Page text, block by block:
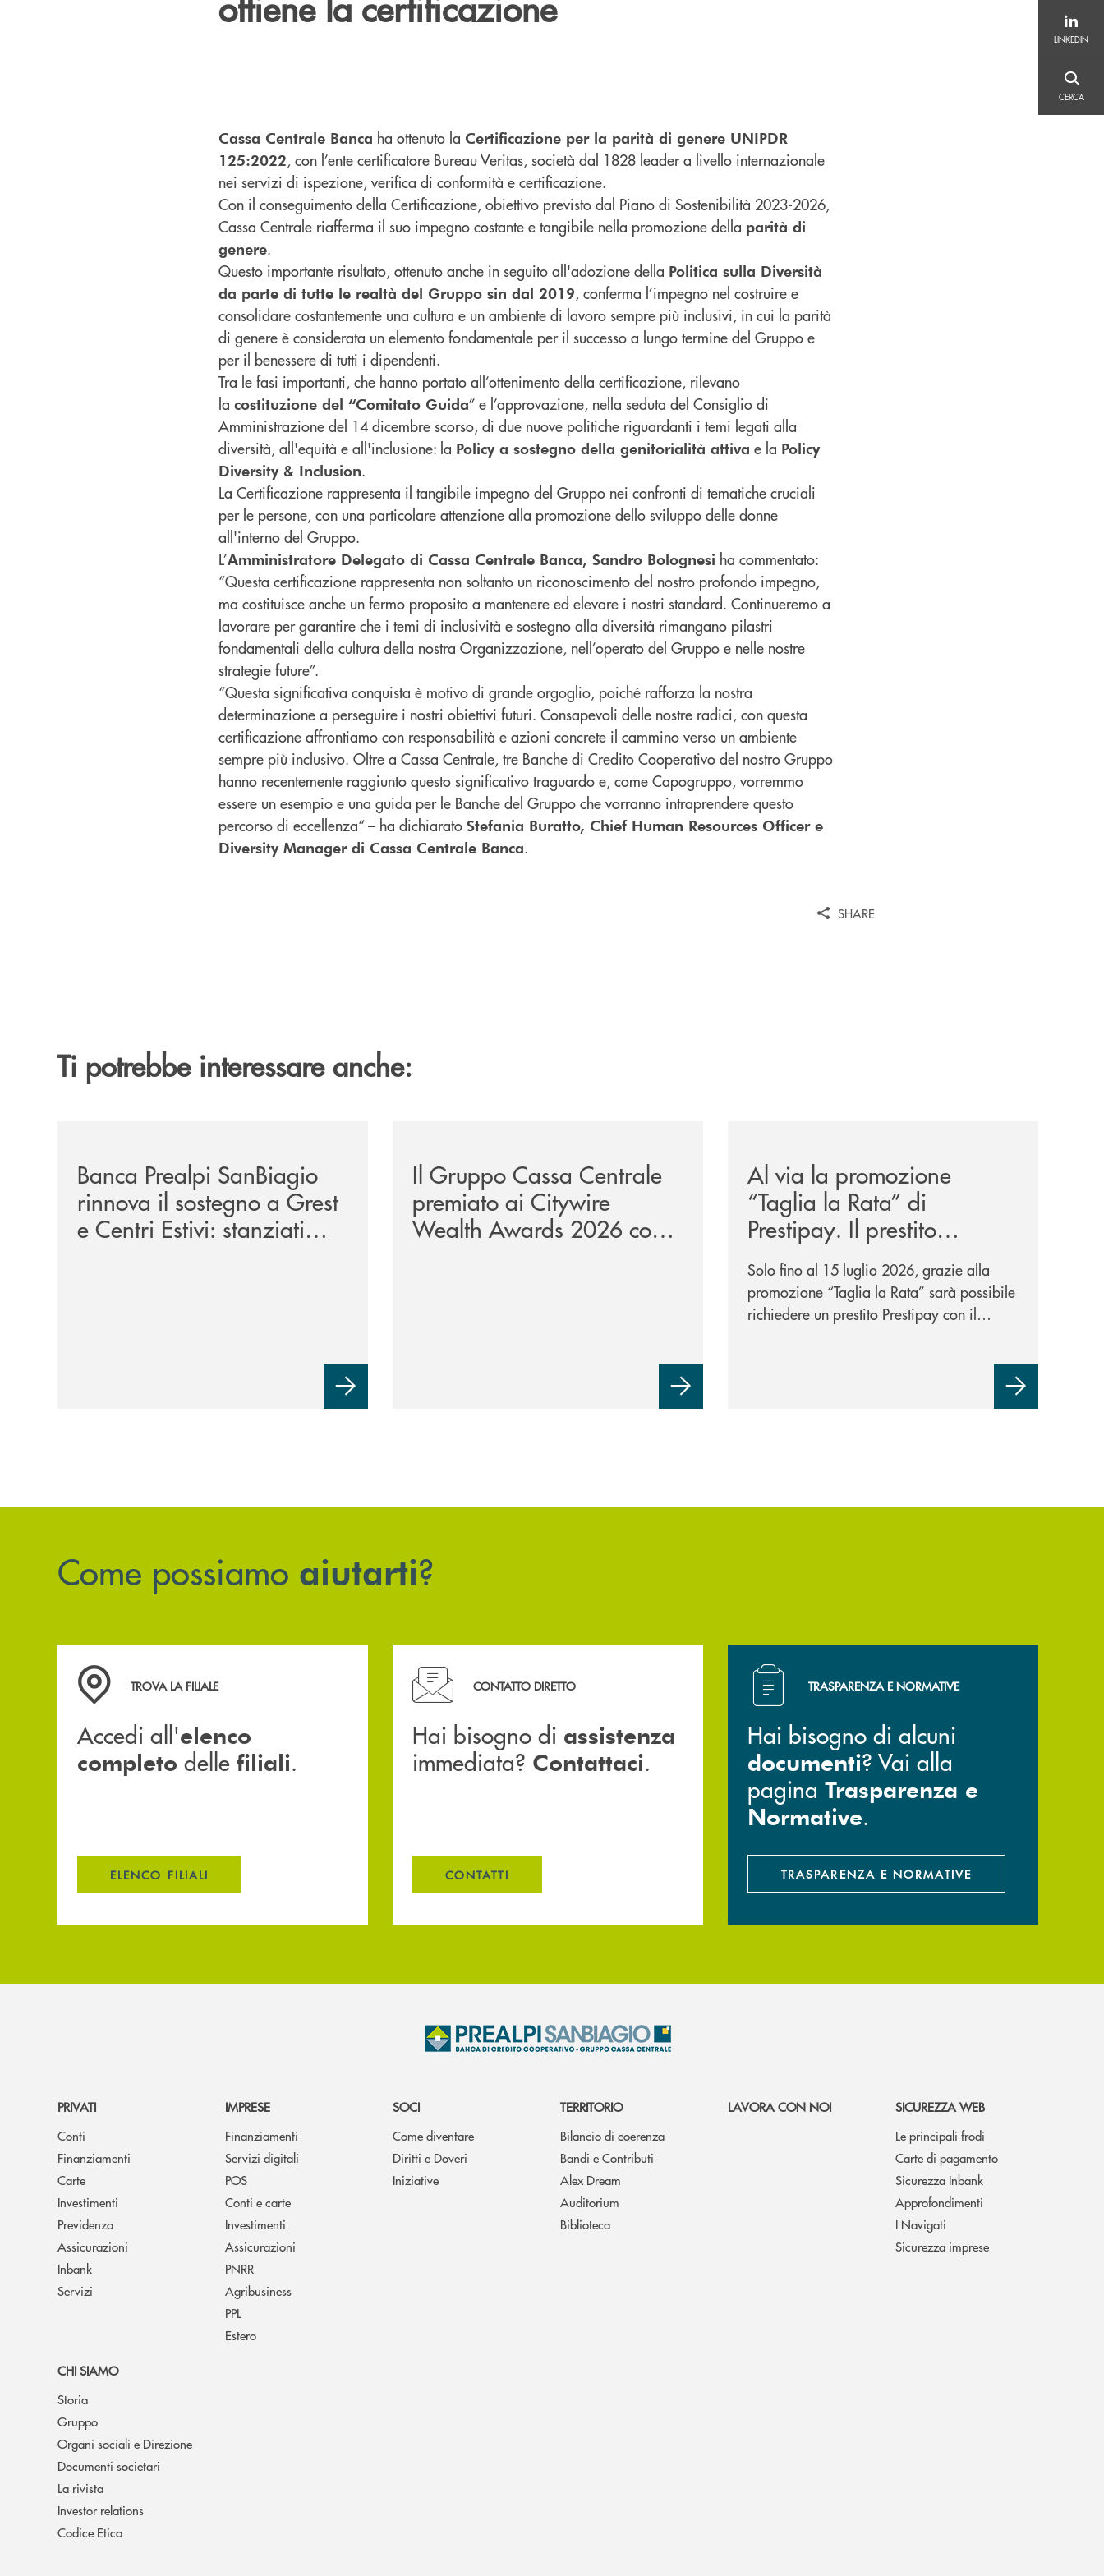
LINKEDIN
CERCA
Cassa Centrale Banca ha ottenuto la Certificazione per la parità di genere UNIPDR
125:2022, con l’ente certificatore Bureau Veritas, società dal 1828 leader a livello internazionale
nei servizi di ispezione, verifica di conformità e certificazione.
Con il conseguimento della Certificazione, obiettivo previsto dal Piano di Sostenibilità 2023-2026,
Cassa Centrale riafferma il suo impegno costante e tangibile nella promozione della parità di
genere.
Questo importante risultato, ottenuto anche in seguito all'adozione della Politica sulla Diversità
da parte di tutte le realtà del Gruppo sin dal 2019, conferma l’impegno nel costruire e
consolidare costantemente una cultura e un ambiente di lavoro sempre più inclusivi, in cui la parità
di genere è considerata un elemento fondamentale per il successo a lungo termine del Gruppo e
per il benessere di tutti i dipendenti.
Tra le fasi importanti, che hanno portato all’ottenimento della certificazione, rilevano
la costituzione del “Comitato Guida” e l’approvazione, nella seduta del Consiglio di
Amministrazione del 14 dicembre scorso, di due nuove politiche riguardanti i temi legati alla
diversità, all'equità e all'inclusione: la Policy a sostegno della genitorialità attiva e la Policy
Diversity & Inclusion.
La Certificazione rappresenta il tangibile impegno del Gruppo nei confronti di tematiche cruciali
per le persone, con una particolare attenzione alla promozione dello sviluppo delle donne
all'interno del Gruppo.
L’Amministratore Delegato di Cassa Centrale Banca, Sandro Bolognesi ha commentato:
“Questa certificazione rappresenta non soltanto un riconoscimento del nostro profondo impegno,
ma costituisce anche un fermo proposito a mantenere ed elevare i nostri standard. Continueremo a
lavorare per garantire che i temi di inclusività e sostegno alla diversità rimangano pilastri
fondamentali della cultura della nostra Organizzazione, nell’operato del Gruppo e nelle nostre
strategie future”.
“Questa significativa conquista è motivo di grande orgoglio, poiché rafforza la nostra
determinazione a perseguire i nostri obiettivi futuri. Consapevoli delle nostre radici, con questa
certificazione affrontiamo con responsabilità e azioni concrete il cammino verso un ambiente
sempre più inclusivo. Oltre a Cassa Centrale, tre Banche di Credito Cooperativo del nostro Gruppo
hanno recentemente raggiunto questo significativo traguardo e, come Capogruppo, vorremmo
essere un esempio e una guida per le Banche del Gruppo che vorranno intraprendere questo
percorso di eccellenza“ – ha dichiarato Stefania Buratto, Chief Human Resources Officer e
Diversity Manager di Cassa Centrale Banca.
SHARE
Ti potrebbe interessare anche:
Banca Prealpi SanBiagio
rinnova il sostegno a Grest
e Centri Estivi: stanziati
Il Gruppo Cassa Centrale
premiato ai Citywire
Wealth Awards 2026 come
Al via la promozione
“Taglia la Rata” di
Prestipay. Il prestito
personale che si fa in due
per te!
Solo fino al 15 luglio 2026, grazie alla
promozione “Taglia la Rata” sarà possibile
richiedere un prestito Prestipay con il
Come possiamo aiutarti?
Accedi all' elenco completo delle filiali .
TROVA LA FILIALE
Accedi all'elenco
completo delle filiali.
ELENCO FILIALI
Hai bisogno di assistenza immediata? Contattaci .
CONTATTO DIRETTO
Hai bisogno di assistenza
immediata? Contattaci.
CONTATTI
Hai bisogno di alcuni documenti ? Vai alla pagina
TRASPARENZA E NORMATIVE
Hai bisogno di alcuni
documenti? Vai alla
pagina Trasparenza e
Normative.
TRASPARENZA E NORMATIVE
PRIVATI
Conti
Finanziamenti
Carte
Investimenti
Previdenza
Assicurazioni
Inbank
Servizi
IMPRESE
Finanziamenti
Servizi digitali
POS
Conti e carte
Investimenti
Assicurazioni
PNRR
Agribusiness
PPL
Estero
SOCI
Come diventare
Diritti e Doveri
Iniziative
TERRITORIO
Bilancio di coerenza
Bandi e Contributi
Alex Dream
Auditorium
Biblioteca
LAVORA CON NOI
SICUREZZA WEB
Le principali frodi
Carte di pagamento
Sicurezza Inbank
Approfondimenti
I Navigati
Sicurezza imprese
CHI SIAMO
Storia
Gruppo
Organi sociali e Direzione
Documenti societari
La rivista
Investor relations
Codice Etico